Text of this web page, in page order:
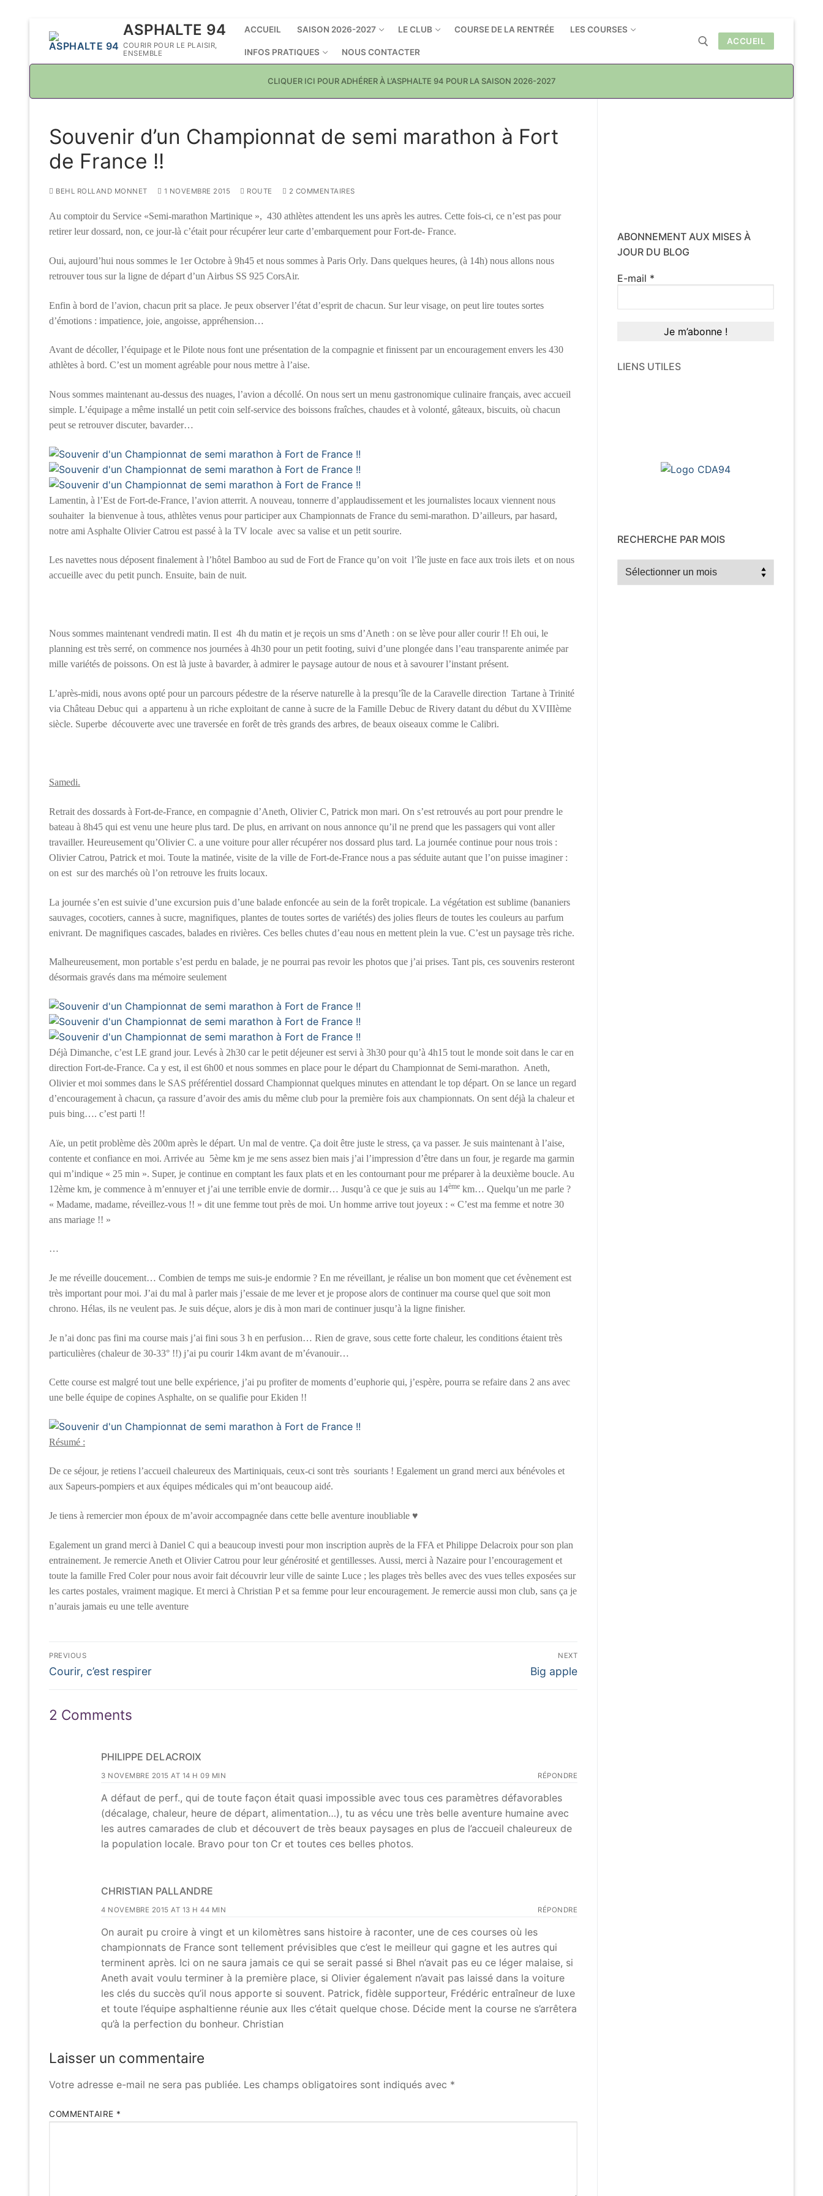
ASPHALTE 94
COURIR POUR LE PLAISIR,
ENSEMBLE
ACCUEIL SAISON 2026-2027 LE CLUB COURSE DE LA RENTRÉE LES COURSES
INFOS PRATIQUES NOUS CONTACTER
ACCUEIL
CLIQUER ICI POUR ADHÉRER À L’ASPHALTE 94 POUR LA SAISON 2026-2027
Souvenir d’un Championnat de semi marathon à Fort
de France !!
BEHL ROLLAND MONNET 1 NOVEMBRE 2015 ROUTE 2 COMMENTAIRES
Au comptoir du Service «Semi-marathon Martinique », 430 athlètes attendent les uns après les autres. Cette fois-ci, ce n’est pas pour
retirer leur dossard, non, ce jour-là c’était pour récupérer leur carte d’embarquement pour Fort-de- France.
Oui, aujourd’hui nous sommes le 1er Octobre à 9h45 et nous sommes à Paris Orly. Dans quelques heures, (à 14h) nous allons nous
retrouver tous sur la ligne de départ d’un Airbus SS 925 CorsAir.
Enfin à bord de l’avion, chacun prit sa place. Je peux observer l’état d’esprit de chacun. Sur leur visage, on peut lire toutes sortes
d’émotions : impatience, joie, angoisse, appréhension…
Avant de décoller, l’équipage et le Pilote nous font une présentation de la compagnie et finissent par un encouragement envers les 430
athlètes à bord. C’est un moment agréable pour nous mettre à l’aise.
Nous sommes maintenant au-dessus des nuages, l’avion a décollé. On nous sert un menu gastronomique culinaire français, avec accueil
simple. L’équipage a même installé un petit coin self-service des boissons fraîches, chaudes et à volonté, gâteaux, biscuits, où chacun
peut se retrouver discuter, bavarder…
Lamentin, à l’Est de Fort-de-France, l’avion atterrit. A nouveau, tonnerre d’applaudissement et les journalistes locaux viennent nous
souhaiter la bienvenue à tous, athlètes venus pour participer aux Championnats de France du semi-marathon. D’ailleurs, par hasard,
notre ami Asphalte Olivier Catrou est passé à la TV locale avec sa valise et un petit sourire.
Les navettes nous déposent finalement à l’hôtel Bamboo au sud de Fort de France qu’on voit l’île juste en face aux trois ilets et on nous
accueille avec du petit punch. Ensuite, bain de nuit.
Nous sommes maintenant vendredi matin. Il est 4h du matin et je reçois un sms d’Aneth : on se lève pour aller courir !! Eh oui, le
planning est très serré, on commence nos journées à 4h30 pour un petit footing, suivi d’une plongée dans l’eau transparente animée par
mille variétés de poissons. On est là juste à bavarder, à admirer le paysage autour de nous et à savourer l’instant présent.
L’après-midi, nous avons opté pour un parcours pédestre de la réserve naturelle à la presqu’île de la Caravelle direction Tartane à Trinité
via Château Debuc qui a appartenu à un riche exploitant de canne à sucre de la Famille Debuc de Rivery datant du début du XVIIIème
siècle. Superbe découverte avec une traversée en forêt de très grands des arbres, de beaux oiseaux comme le Calibri.
Samedi.
Retrait des dossards à Fort-de-France, en compagnie d’Aneth, Olivier C, Patrick mon mari. On s’est retrouvés au port pour prendre le
bateau à 8h45 qui est venu une heure plus tard. De plus, en arrivant on nous annonce qu’il ne prend que les passagers qui vont aller
travailler. Heureusement qu’Olivier C. a une voiture pour aller récupérer nos dossard plus tard. La journée continue pour nous trois :
Olivier Catrou, Patrick et moi. Toute la matinée, visite de la ville de Fort-de-France nous a pas séduite autant que l’on puisse imaginer :
on est sur des marchés où l’on retrouve les fruits locaux.
La journée s’en est suivie d’une excursion puis d’une balade enfoncée au sein de la forêt tropicale. La végétation est sublime (bananiers
sauvages, cocotiers, cannes à sucre, magnifiques, plantes de toutes sortes de variétés) des jolies fleurs de toutes les couleurs au parfum
enivrant. De magnifiques cascades, balades en rivières. Ces belles chutes d’eau nous en mettent plein la vue. C’est un paysage très riche.
Malheureusement, mon portable s’est perdu en balade, je ne pourrai pas revoir les photos que j’ai prises. Tant pis, ces souvenirs resteront
désormais gravés dans ma mémoire seulement
Déjà Dimanche, c’est LE grand jour. Levés à 2h30 car le petit déjeuner est servi à 3h30 pour qu’à 4h15 tout le monde soit dans le car en
direction Fort-de-France. Ca y est, il est 6h00 et nous sommes en place pour le départ du Championnat de Semi-marathon. Aneth,
Olivier et moi sommes dans le SAS préférentiel dossard Championnat quelques minutes en attendant le top départ. On se lance un regard
d’encouragement à chacun, ça rassure d’avoir des amis du même club pour la première fois aux championnats. On sent déjà la chaleur et
puis bing…. c’est parti !!
Aïe, un petit problème dès 200m après le départ. Un mal de ventre. Ça doit être juste le stress, ça va passer. Je suis maintenant à l’aise,
contente et confiance en moi. Arrivée au 5ème km je me sens assez bien mais j’ai l’impression d’être dans un four, je regarde ma garmin
qui m’indique « 25 min ». Super, je continue en comptant les faux plats et en les contournant pour me préparer à la deuxième boucle. Au
12ème km, je commence à m’ennuyer et j’ai une terrible envie de dormir… Jusqu’à ce que je suis au 14ème km… Quelqu’un me parle ?
« Madame, madame, réveillez-vous !! » dit une femme tout près de moi. Un homme arrive tout joyeux : « C’est ma femme et notre 30
ans mariage !! »
…
Je me réveille doucement… Combien de temps me suis-je endormie ? En me réveillant, je réalise un bon moment que cet évènement est
très important pour moi. J’ai du mal à parler mais j’essaie de me lever et je propose alors de continuer ma course quel que soit mon
chrono. Hélas, ils ne veulent pas. Je suis déçue, alors je dis à mon mari de continuer jusqu’à la ligne finisher.
Je n’ai donc pas fini ma course mais j’ai fini sous 3 h en perfusion… Rien de grave, sous cette forte chaleur, les conditions étaient très
particulières (chaleur de 30-33° !!) j’ai pu courir 14km avant de m’évanouir…
Cette course est malgré tout une belle expérience, j’ai pu profiter de moments d’euphorie qui, j’espère, pourra se refaire dans 2 ans avec
une belle équipe de copines Asphalte, on se qualifie pour Ekiden !!
Résumé :
De ce séjour, je retiens l’accueil chaleureux des Martiniquais, ceux-ci sont très souriants ! Egalement un grand merci aux bénévoles et
aux Sapeurs-pompiers et aux équipes médicales qui m’ont beaucoup aidé.
Je tiens à remercier mon époux de m’avoir accompagnée dans cette belle aventure inoubliable ♥
Egalement un grand merci à Daniel C qui a beaucoup investi pour mon inscription auprès de la FFA et Philippe Delacroix pour son plan
entrainement. Je remercie Aneth et Olivier Catrou pour leur générosité et gentillesses. Aussi, merci à Nazaire pour l’encouragement et
toute la famille Fred Coler pour nous avoir fait découvrir leur ville de sainte Luce ; les plages très belles avec des vues telles exposées sur
les cartes postales, vraiment magique. Et merci à Christian P et sa femme pour leur encouragement. Je remercie aussi mon club, sans ça je
n’aurais jamais eu une telle aventure
Navigation
de
PREVIOUS
Previous
Courir, c’est respirer
NEXT
Next
Big apple
2 Comments
PHILIPPE DELACROIX
3 NOVEMBRE 2015 AT 14 H 09 MIN RÉPONDRE
A défaut de perf., qui de toute façon était quasi impossible avec tous ces paramètres défavorables
(décalage, chaleur, heure de départ, alimentation…), tu as vécu une très belle aventure humaine avec
les autres camarades de club et découvert de très beaux paysages en plus de l’accueil chaleureux de
la population locale. Bravo pour ton Cr et toutes ces belles photos.
CHRISTIAN PALLANDRE
4 NOVEMBRE 2015 AT 13 H 44 MIN RÉPONDRE
On aurait pu croire à vingt et un kilomètres sans histoire à raconter, une de ces courses où les
championnats de France sont tellement prévisibles que c’est le meilleur qui gagne et les autres qui
terminent après. Ici on ne saura jamais ce qui se serait passé si Bhel n’avait pas eu ce léger malaise, si
Aneth avait voulu terminer à la première place, si Olivier également n’avait pas laissé dans la voiture
les clés du succès qu’il nous apporte si souvent. Patrick, fidèle supporteur, Frédéric entraîneur de luxe
et toute l’équipe asphaltienne réunie aux Iles c’était quelque chose. Décide ment la course ne s’arrêtera
qu’à la perfection du bonheur. Christian
Laisser un commentaire
Votre adresse e-mail ne sera pas publiée. Les champs obligatoires sont indiqués avec *
COMMENTAIRE *
ABONNEMENT AUX MISES À
JOUR DU BLOG
E-mail *
LIENS UTILES
RECHERCHE PAR MOIS
Recherche